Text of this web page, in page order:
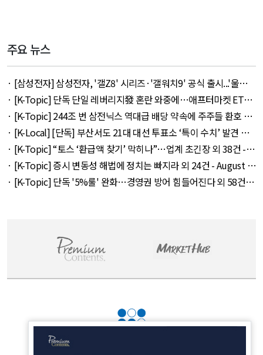
주요 뉴스
· [삼성전자] 삼성전자, '갤Z8' 시리즈·'갤워치9' 공식 출시...'울트
라' 257만 7300원 외 51건 - August 6, 2026
· [K-Topic] 단독 단일 레버리지發 혼란 와중에…애프터마켓 ETF
거래 강행 외 71건 - August 6, 2026
· [K-Topic] 244조 번 삼전닉스 역대급 배당 약속에 주주들 환호 외
21건 - August 6, 2026
· [K-Local] [단독] 부산서도 21대 대선 투표소 ‘특이 수치’ 발견 외
14건 - August 6, 2026
· [K-Topic] “토스 ‘환급액 찾기’ 막히나”…업계 초긴장 외 38건 -
August 6, 2026
· [K-Topic] 증시 변동성 해법에 정치는 빠지라 외 24건 - August 6,
2026
· [K-Topic] 단독 '5%룰' 완화…경영권 방어 힘들어진다 외 58건 -